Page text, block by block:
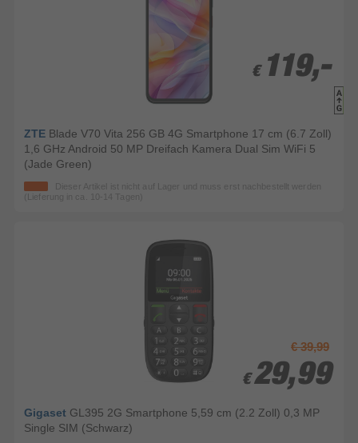
€ 119,-
€ 119,-
ZTE Blade V70 Vita 256 GB 4G Smartphone 17 cm (6.7 Zoll)
1,6 GHz Android 50 MP Dreifach Kamera Dual Sim WiFi 5
(Jade Green)
Dieser Artikel ist nicht auf Lager und muss erst nachbestellt werden
(Lieferung in ca. 10-14 Tagen)
€ 39,99
€ 29,99
€ 29,99
Gigaset GL395 2G Smartphone 5,59 cm (2.2 Zoll) 0,3 MP
Single SIM (Schwarz)